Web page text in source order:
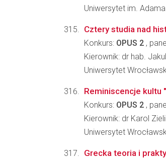
Uniwersytet im.
Cztery studia nad
Konkurs: OPUS 2 ,
Kierownik: dr hab.
Uniwersytet
Reminiscencje kultu
Konkurs: OPUS 2 ,
Kierownik: dr Karol
Uniwersytet
Grecka teoria i